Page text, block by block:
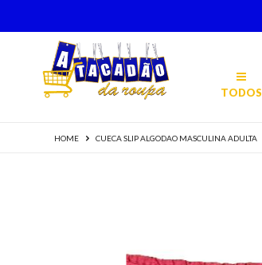
TODOS
HOME CUECA SLIP ALGODAO MASCULINA ADULTA